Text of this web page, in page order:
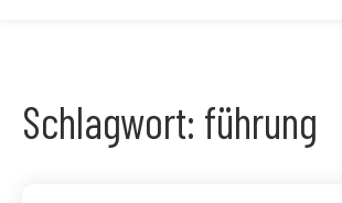
Schlagwort: führung